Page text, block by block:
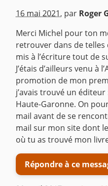
^
16 mai 2021, par Roger
Merci Michel pour ton
retrouver dans de telles
mis à l’écriture tout de
J’étais d’ailleurs venu à
promotion de mon
j’avais trouvé un
Haute-Garonne. On
mail avant de se
mail sur mon site dont
où tu as trouvé mon
Répondre à ce